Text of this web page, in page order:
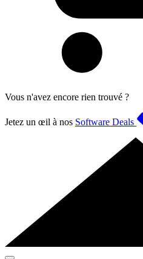
Vous n'avez encore rien trouvé ?
Jetez un œil à nos Software Deals